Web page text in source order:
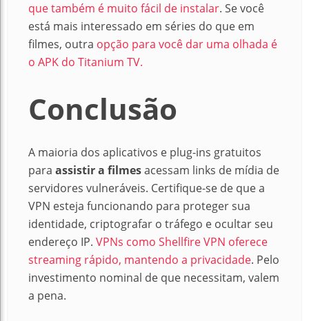
que também é muito fácil de instalar. Se você
está mais interessado em séries do que em
filmes, outra opção para você dar uma olhada é
o APK do Titanium TV.
Conclusão
A maioria dos aplicativos e plug-ins gratuitos
para assistir a filmesacessam links de mídia de
servidores vulneráveis. Certifique-se de que a
VPN esteja funcionando para proteger sua
identidade, criptografar o tráfego e ocultar seu
endereço IP. VPNs como Shellfire VPN oferece
streaming rápido, mantendo a privacidade. Pelo
investimento nominal de que necessitam, valem
a pena.